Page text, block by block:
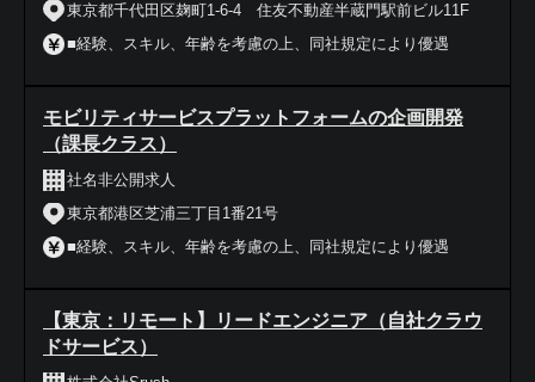
東京都千代田区麹町1-6-4 住友不動産半蔵門駅前ビル11F
■経験、スキル、年齢を考慮の上、同社規定により優遇
モビリティサービスプラットフォームの企画開発
（課長クラス）
社名非公開求人
東京都港区芝浦三丁目1番21号
■経験、スキル、年齢を考慮の上、同社規定により優遇
【東京：リモート】リードエンジニア（自社クラウ
ドサービス）